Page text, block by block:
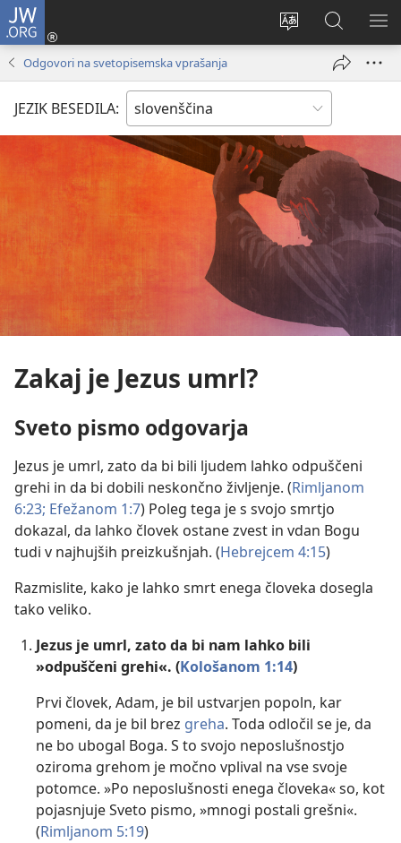
JW.ORG
Spremeni
spletnega
mesta
Prijava
(odpre
Iskanje
po
JW.ORG
Odgovori na svetopisemska vprašanja
JEZIK BESEDILA:
Zakaj je Jezus umrl?
Sveto pismo odgovarja
Jezus je umrl, zato da bi bili ljudem lahko odpuščeni
grehi in da bi dobili neskončno življenje. (Rimljanom
6:23; Efežanom 1:7) Poleg tega je s svojo smrtjo
dokazal, da lahko človek ostane zvest in vdan Bogu
tudi v najhujših preizkušnjah. (Hebrejcem 4:15)
Razmislite, kako je lahko smrt enega človeka dosegla
tako veliko.
Jezus je umrl, zato da bi nam lahko bili
»odpuščeni grehi«. (Kološanom 1:14)
Prvi človek, Adam, je bil ustvarjen popoln, kar
pomeni, da je bil brez greha. Toda odločil se je, da
ne bo ubogal Boga. S to svojo neposlušnostjo
oziroma grehom je močno vplival na vse svoje
potomce. »Po neposlušnosti enega človeka« so, kot
pojasnjuje Sveto pismo, »mnogi postali grešni«.
(Rimljanom 5:19)